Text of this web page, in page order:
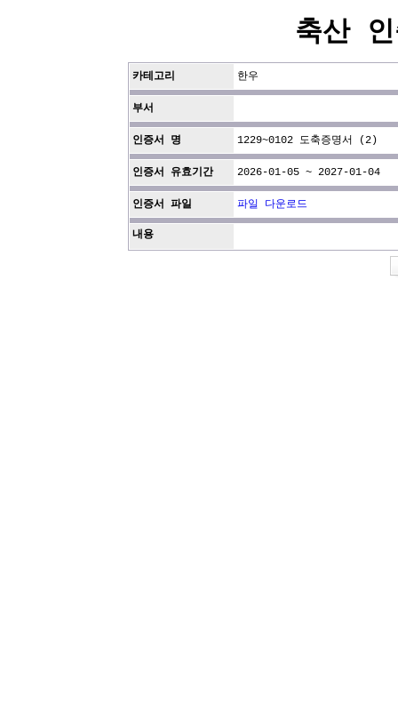
축산
카테고리 한우
부서
인증서 명 1229~0102 도축증명서 (2)
인증서 유효기간 2026-01-05 ~ 2027-01-04
인증서 파일 파일 다운로드
내용